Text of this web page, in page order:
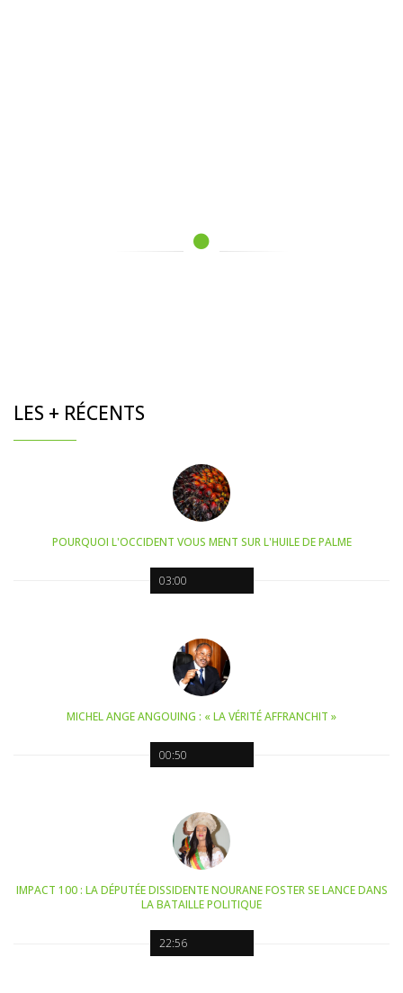
LES + RÉCENTS
03:00
POURQUOI L'OCCIDENT VOUS MENT SUR L'HUILE DE PALME
00:50
MICHEL ANGE ANGOUING : « LA VÉRITÉ AFFRANCHIT »
22:56
IMPACT 100 : LA DÉPUTÉE DISSIDENTE NOURANE FOSTER SE LANCE DANS
LA BATAILLE POLITIQUE